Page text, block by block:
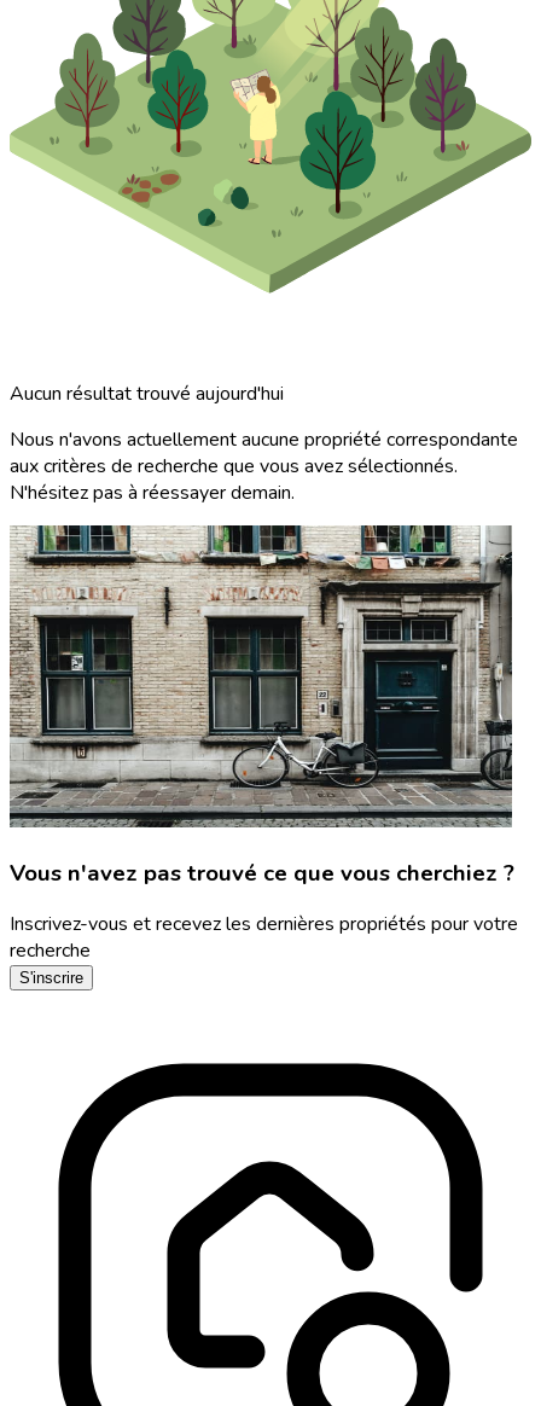
Aucun résultat trouvé aujourd'hui
Nous n'avons actuellement aucune propriété correspondante
aux critères de recherche que vous avez sélectionnés.
N'hésitez pas à réessayer demain.
Vous n'avez pas trouvé ce que vous cherchiez ?
Inscrivez-vous et recevez les dernières propriétés pour votre
recherche
S'inscrire